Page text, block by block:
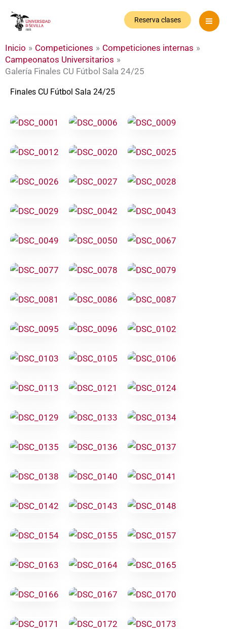
Reserva clases
Inicio Competiciones
Competiciones internas
Campeonatos Universitarios
Galería Finales CU Fútbol Sala 24/25
Finales CU Fútbol Sala 24/25